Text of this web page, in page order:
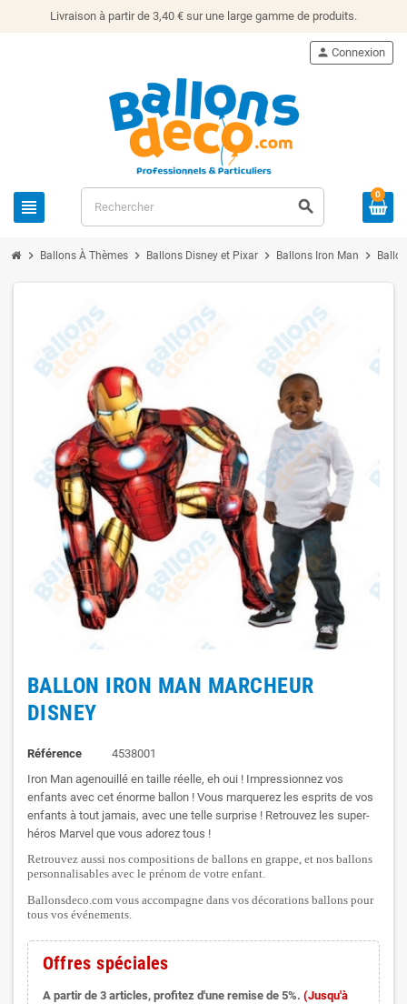
Livraison à partir de 3,40 € sur une large gamme de produits.
view_headline search
person Connexion
0
chevron_right Ballons À Thèmes chevron_right Ballons Disney et Pixar chevron_right Ballons Iron Man chevron_right
BALLON IRON MAN MARCHEUR
DISNEY
Référence
4538001
Iron Man agenouillé en taille réelle, eh oui ! Impressionnez vos
enfants avec cet énorme ballon ! Vous marquerez les esprits de vos
enfants à tout jamais, avec une telle surprise ! Retrouvez les super-
héros Marvel que vous adorez tous !
Retrouvez aussi nos compositions de ballons en grappe, et nos ballons
personnalisables avec le prénom de votre enfant.
Ballonsdeco.com vous accompagne dans vos décorations ballons pour
tous vos événements.
Offres spéciales
A partir de 3 articles, profitez d'une remise de 5%. (Jusqu'à